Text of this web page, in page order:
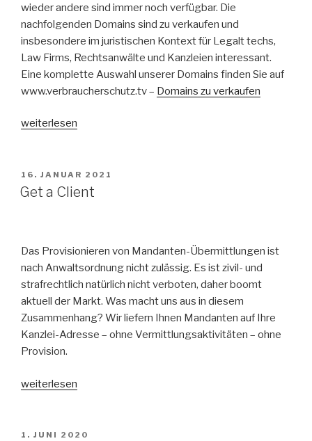
wieder andere sind immer noch verfügbar. Die
nachfolgenden Domains sind zu verkaufen und
insbesondere im juristischen Kontext für Legalt techs,
Law Firms, Rechtsanwälte und Kanzleien interessant.
Eine komplette Auswahl unserer Domains finden Sie auf
www.verbraucherschutz.tv – Domains zu verkaufen
„Domains
weiterlesen
VERÖFFENTLICHT
AM
16. JANUAR 2021
Get a Client
Das Provisionieren von Mandanten-Übermittlungen ist
nach Anwaltsordnung nicht zulässig. Es ist zivil- und
strafrechtlich natürlich nicht verboten, daher boomt
aktuell der Markt. Was macht uns aus in diesem
Zusammenhang? Wir liefern Ihnen Mandanten auf Ihre
Kanzlei-Adresse – ohne Vermittlungsaktivitäten – ohne
Provision.
„Get
weiterlesen
VERÖFFENTLICHT
1. JUNI 2020